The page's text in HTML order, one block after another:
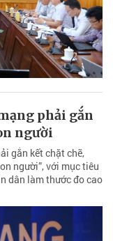
phải gắn
người
gắn kết chặt chẽ,
người”, với mục tiêu
dân làm thước đo cao